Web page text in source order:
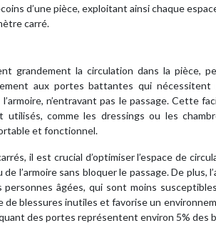
d’une pièce, exploitant ainsi chaque
carré.
grandement la circulation dans la pièce,
aux portes battantes qui
n’entravant pas le passage. Cette
utilisés, comme les dressings ou les
et fonctionnel.
il est crucial d’optimiser l’espace de
l’armoire sans bloquer le passage. De
âgées, qui sont moins
de blessures inutiles et favorise un
des portes représentent environ 5% des